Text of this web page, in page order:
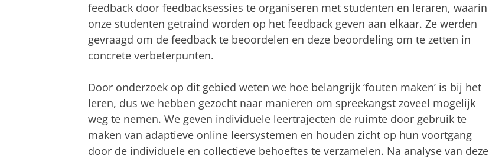
feedback door feedbacksessies te organiseren met studenten en leraren, waarin
onze studenten getraind worden op het feedback geven aan elkaar. Ze werden
gevraagd om de feedback te beoordelen en deze beoordeling om te zetten in
concrete verbeterpunten.
Door onderzoek op dit gebied weten we hoe belangrijk ‘fouten maken’ is bij het
leren, dus we hebben gezocht naar manieren om spreekangst zoveel mogelijk
weg te nemen. We geven individuele leertrajecten de ruimte door gebruik te
maken van adaptieve online leersystemen en houden zicht op hun voortgang
door de individuele en collectieve behoeftes te verzamelen. Na analyse van deze